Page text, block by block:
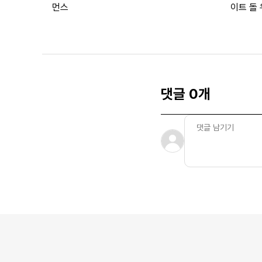
먼스
이트 돌
댓글 0개